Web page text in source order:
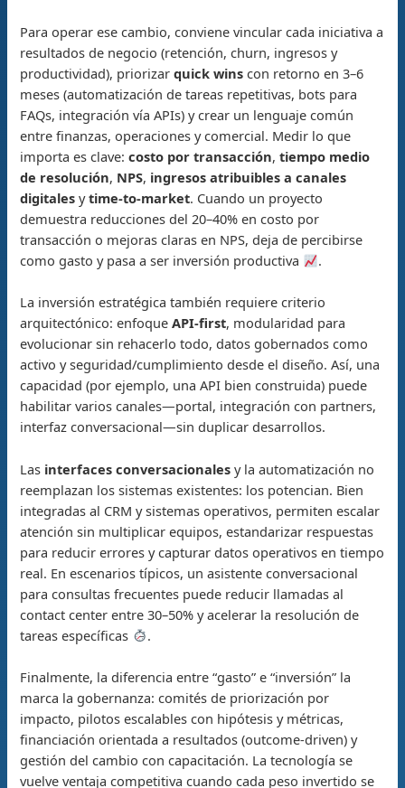
Para operar ese cambio, conviene vincular cada iniciativa a
resultados de negocio (retención, churn, ingresos y
productividad), priorizarquick wins con retorno en 3–6
meses (automatización de tareas repetitivas, bots para
FAQs, integración vía APIs) y crear un lenguaje común
entre finanzas, operaciones y comercial. Medir lo que
importa es clave:costo por transacción,tiempo medio
de resolución, NPS, ingresos atribuibles a canales
digitales ytime-to-market. Cuando un proyecto
demuestra reducciones del 20–40% en costo por
transacción o mejoras claras en NPS, deja de percibirse
como gasto y pasa a ser inversión productiva
.
La inversión estratégica también requiere criterio
arquitectónico: enfoqueAPI-first, modularidad para
evolucionar sin rehacerlo todo, datos gobernados como
activo y seguridad/cumplimiento desde el diseño. Así, una
capacidad (por ejemplo, una API bien construida) puede
habilitar varios canales—portal, integración con partners,
interfaz conversacional—sin duplicar desarrollos.
Las interfaces conversacionales y la automatización no
reemplazan los sistemas existentes: los potencian. Bien
integradas al CRM y sistemas operativos, permiten escalar
atención sin multiplicar equipos, estandarizar respuestas
para reducir errores y capturar datos operativos en tiempo
real. En escenarios típicos, un asistente conversacional
para consultas frecuentes puede reducir llamadas al
contact center entre 30–50% y acelerar la resolución de
tareas específicas
.
Finalmente, la diferencia entre “gasto” e “inversión” la
marca la gobernanza: comités de priorización por
impacto, pilotos escalables con hipótesis y métricas,
financiación orientada a resultados (outcome-driven) y
gestión del cambio con capacitación. La tecnología se
vuelve ventaja competitiva cuando cada peso invertido se